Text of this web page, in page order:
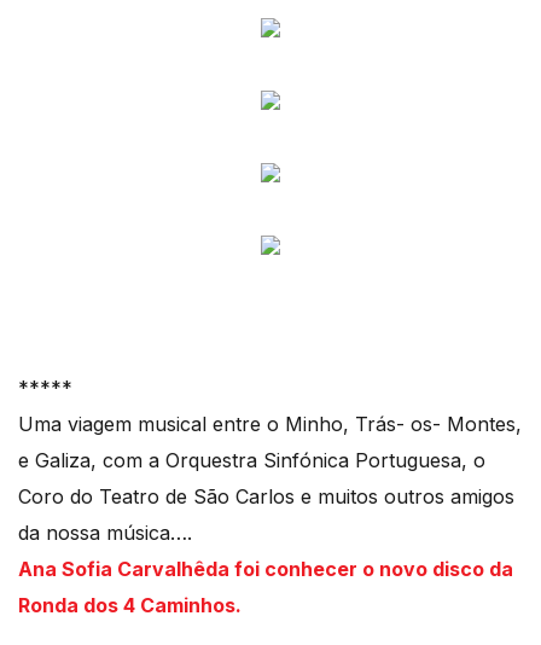
*****
Uma viagem musical entre o Minho, Trás- os- Montes,
e Galiza, com a Orquestra Sinfónica Portuguesa, o
Coro do Teatro de São Carlos e muitos outros amigos
da nossa música….
Ana Sofia Carvalhêda foi conhecer o novo disco da
Ronda dos 4 Caminhos.